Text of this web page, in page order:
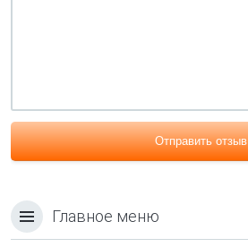
Отправить отзыв
Главное меню